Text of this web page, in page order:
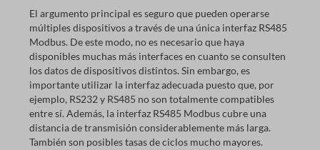
El argumento principal es seguro que pueden operarse
múltiples dispositivos a través de una única interfaz RS485
Modbus. De este modo, no es necesario que haya
disponibles muchas más interfaces en cuanto se consulten
los datos de dispositivos distintos. Sin embargo, es
importante utilizar la interfaz adecuada puesto que, por
ejemplo, RS232 y RS485 no son totalmente compatibles
entre sí. Además, la interfaz RS485 Modbus cubre una
distancia de transmisión considerablemente más larga.
También son posibles tasas de ciclos mucho mayores.